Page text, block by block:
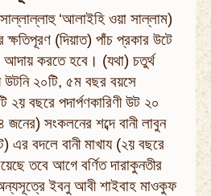
‘আলাইহি ওয়া সাল্লাম)
ক্ষতিপূরণ (দিয়াত) পাঁচ প্রকার উটে
করতে হবে। (যথা) চতুর্থ
উটনি ২০টি, ৫ম বছর বয়সে
২য় বছরে পদার্পণকারিণী উট ২০
সংকলনের শব্দে বানী লাবুন
এর বদলে বানী মাখায (২য় বছরে
তবে আগে বর্ণিত দারাকুনতীর
ইবনু আবী শাইবাহ মাওকুফ